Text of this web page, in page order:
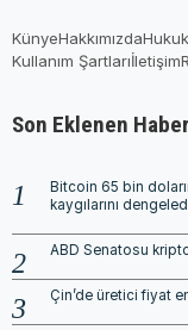
KünyeHakkımızda
Kullanım Şartlarıİletişim
Son Eklenen
Bitcoin 65 bin
kaygılarını
ABD Senatosu
Çin’de üretici fiyat